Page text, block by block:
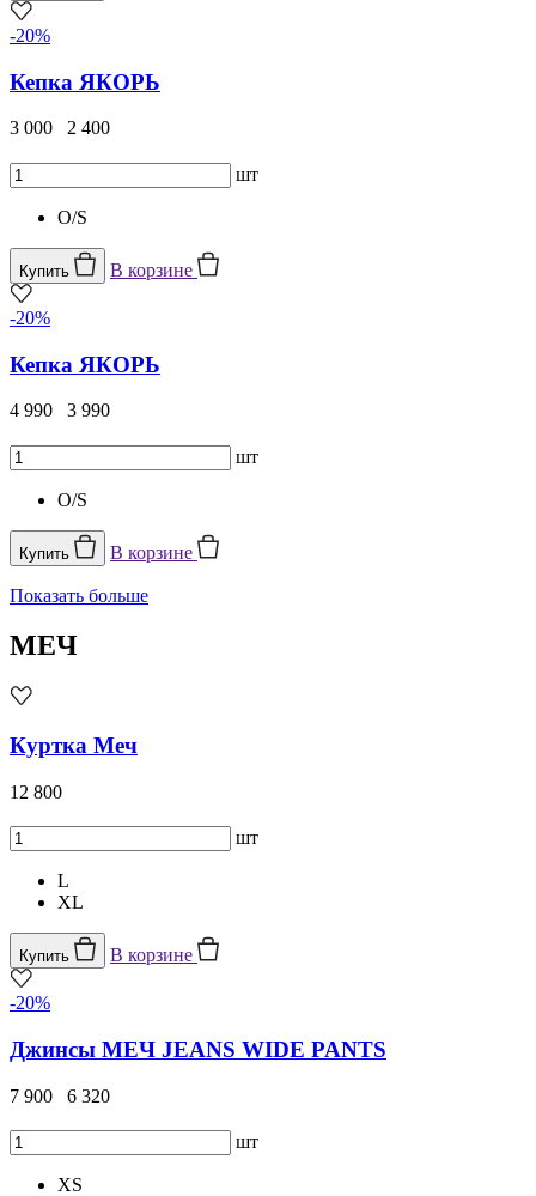
-20%
Кепка ЯКОРЬ
3 000 2 400
шт
O/S
Купить В корзине
-20%
Кепка ЯКОРЬ
4 990 3 990
шт
O/S
Купить В корзине
Показать больше
МЕЧ
Куртка Меч
12 800
шт
L
XL
Купить В корзине
-20%
Джинсы МЕЧ JEANS WIDE PANTS
7 900 6 320
шт
XS